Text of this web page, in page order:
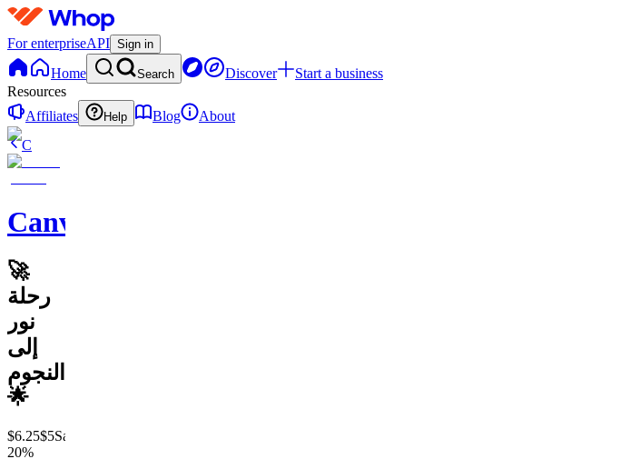
For enterpriseAPI Sign in
Home Search Discover
Start a business
Resources
Affiliates
Help Blog
About
C
CanvaVault
🚀
رحلة
نور
إلى
النجوم
🌟
$6.25$5Save
20%